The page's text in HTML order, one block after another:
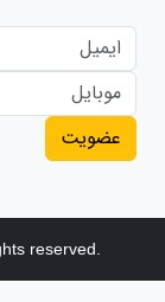
عضویت
reserved.